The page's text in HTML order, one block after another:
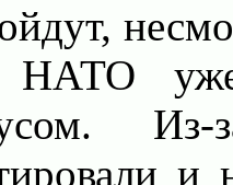
НАТО
и